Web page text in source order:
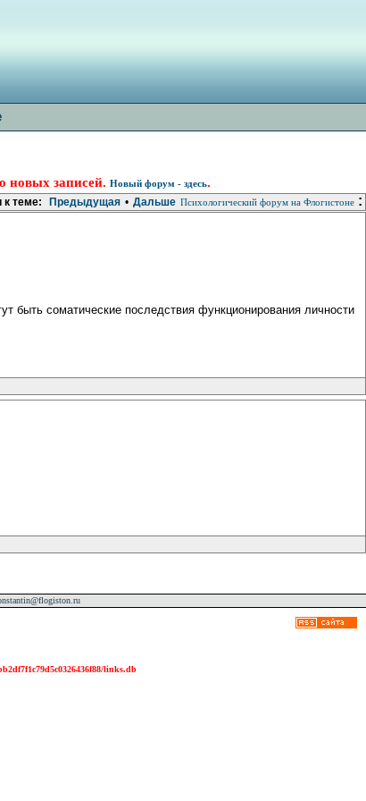
новых записей. Новый форум - здесь.
Психологический форум на Флогистоне :
к теме: Предыдущая • Дальше
быть соматические последствия функционирования личности
links.db